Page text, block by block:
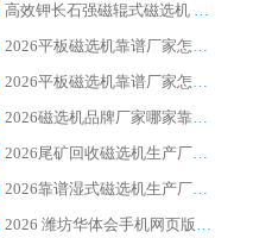
高效钾长石强磁辊式磁选机 华体会手机网页版-华体会(中国) 专业制造品质值得信赖
2026平板磁选机靠谱厂家怎么选？华体会手机网页版-华体会(中国) 凭硬实力甄选合作品牌
2026平板磁选机靠谱厂家怎么选？华体会手机网页版-华体会(中国) 凭硬实力甄选合作品牌
2026磁选机品牌厂家哪家靠谱?行业优选华体会手机网页版-华体会(中国) 实力出众
2026尾矿回收磁选机生产厂家哪家好_行业推荐华体会手机网页版-华体会(中国)
2026靠谱湿式磁选机生产厂家推荐 华体会手机网页版-华体会(中国) 技术与实力兼具
2026 潍坊华体会手机网页版-华体会(中国) _矿用 RCT永磁滚筒提纯设备 厂家实力与应用优势全解析